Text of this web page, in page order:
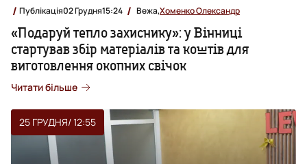
Публікація02 Грудня15:24 Вежа,Хоменко Олександр
«Подаруй тепло захиснику»: у Вінниці
стартував збір матеріалів та коштів для
виготовлення окопних свічок
Читати більше
25 ГРУДНЯ/ 12:55